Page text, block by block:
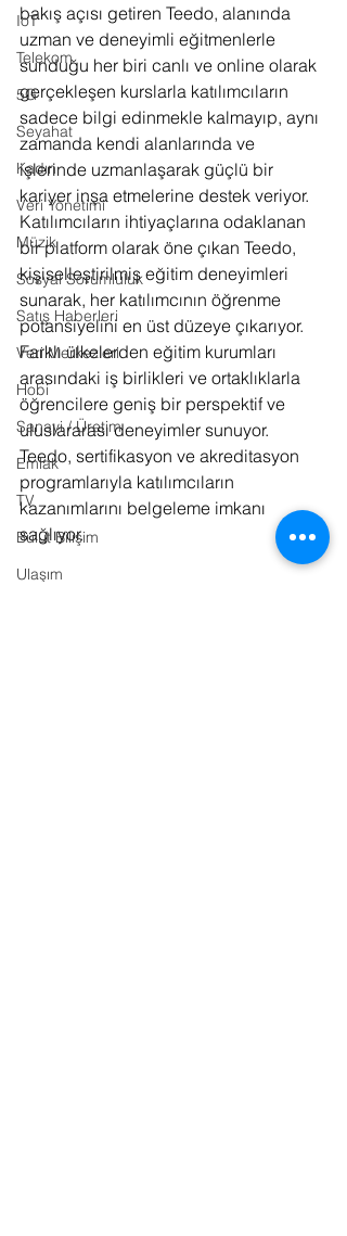
IoT
Telekom
5G
Seyahat
Kadın
Veri Yönetimi
Müzik
Sosyal Sorumluluk
Satış Haberleri
Veri Merkezleri
Hobi
Sanayi / Üretim
Emlak
TV
Bulut Bilişim
Ulaşım
bakış açısı getiren Teedo, alanında
uzman ve deneyimli eğitmenlerle
sunduğu her biri canlı ve online olarak
gerçekleşen kurslarla katılımcıların
sadece bilgi edinmekle kalmayıp, aynı
zamanda kendi alanlarında ve
işlerinde uzmanlaşarak güçlü bir
kariyer inşa etmelerine destek veriyor.
Katılımcıların ihtiyaçlarına odaklanan
bir platform olarak öne çıkan Teedo,
kişiselleştirilmiş eğitim deneyimleri
sunarak, her katılımcının öğrenme
potansiyelini en üst düzeye çıkarıyor.
Farklı ülkelerden eğitim kurumları
arasındaki iş birlikleri ve ortaklıklarla
öğrencilere geniş bir perspektif ve
uluslararası deneyimler sunuyor.
Teedo, sertifikasyon ve akreditasyon
programlarıyla katılımcıların
kazanımlarını belgeleme imkanı
sağlıyor.